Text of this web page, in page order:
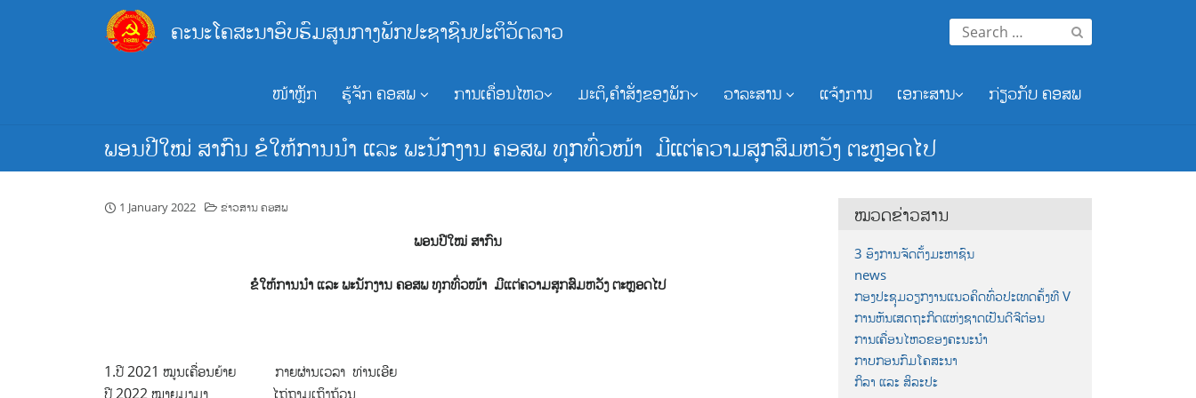
ຄະນະໂຄສະນາອົບຮົມສູນກາງພັກປະຊາຊົນປະຕິວັດລາວ
Search
for:
ໜ້າຫຼັກ ຮູ້ຈັກ ຄອສພ ການເຄື່ອນໄຫວ ມະຕິ,ຄຳສັ່ງຂອງພັກ ວາລະສານ ແຈ້ງການ ເອກະສານ ກ່ຽວກັບ ຄອສພ
ພອນປີໃໝ່ ສາກົນ ຂໍໃຫ້ການນຳ ແລະ ພະນັກງານ ຄອສພ ທຸກທົ່ວໜ້າ ມີແຕ່ຄວາມສຸກສົມຫວັງ ຕະຫຼອດໄປ
1 January 2022 ຂ່າວສານ ຄອສພ
ພອນປີໃໝ່ ສາກົນ
ຂໍໃຫ້ການນຳ ແລະ ພະນັກງານ ຄອສພ ທຸກທົ່ວໜ້າ ມີແຕ່ຄວາມສຸກສົມຫວັງ ຕະຫຼອດໄປ
1.ປີ 2021 ໝູນເຄື່ອນຍ້າຍ ກາຍຜ່ານເວລາ ທ່ານເອີຍ
ປີ 2022 ໝາຍມຸງມາ ໄຖ່ຖາມເຖິງຖ້ວນ
ໝວດຂ່າວສານ
3 ອົງການຈັດຕັ້ງມະຫາຊົນ
news
ກອງປະຊຸມວຽກງານແນວຄິດທົ່ວປະເທດຄັ້ງທີ V
ການຫັນເສດຖະກິດແຫ່ງຊາດເປັນດີຈີຕ໋ອນ
ການເຄື່ອນໄຫວຂອງຄະນະນຳ
ກາບກອນກົມໂຄສະນາ
ກິລາ ແລະ ສິລະປະ